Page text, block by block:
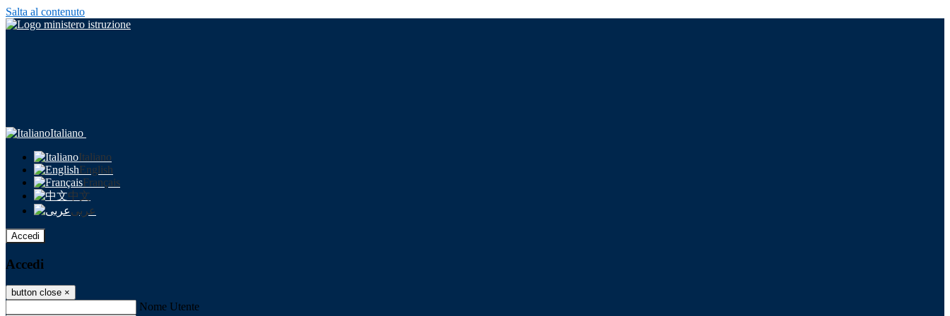
Salta al contenuto
Italiano
Italiano
English
Français
中文
عربى
Accedi
Accedi
button close ×
Nome Utente